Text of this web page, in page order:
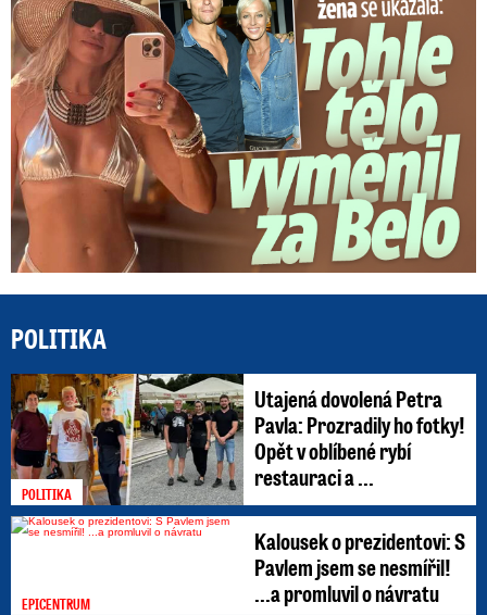
POLITIKA
POLITIKA
Utajená dovolená Petra
Pavla: Prozradily ho fotky!
Opět v oblíbené rybí
restauraci a ...
EPICENTRUM
Kalousek o prezidentovi: S
Pavlem jsem se nesmířil!
...a promluvil o návratu